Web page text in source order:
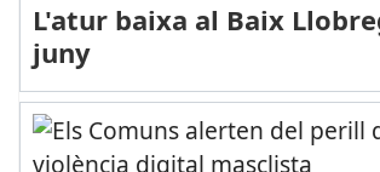
L'atur baixa al Baix
juny